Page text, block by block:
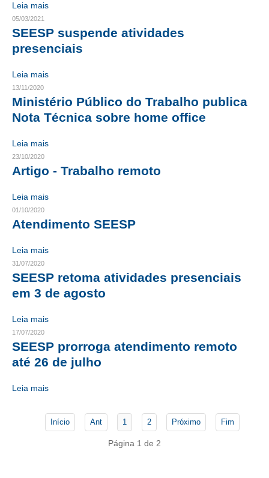
RES 1.002/2002 – CÓDIGO DE ÉTICA
HOMOLOGAÇÕES
FIQUE POR DENTRO
OPORTUNIDADES
APRESENTAÇÃO
EMPREGO E ESTÁGIO
AUTÔNOMOS E SERVIÇOS
GUIA DAS ENGENHARIAS
CONTATO
ENGENHEIRO EMPREENDEDOR
SEESP EDUCAÇÃO
PLATAFORMAS GRATUITAS
APOSENTADORIA
Leia mais
05/03/2021
SEESP suspende atividades
presenciais
Leia mais
13/11/2020
Ministério Público do Trabalho publica
Nota Técnica sobre home office
Leia mais
23/10/2020
Artigo - Trabalho remoto
Leia mais
01/10/2020
Atendimento SEESP
Leia mais
31/07/2020
SEESP retoma atividades presenciais
em 3 de agosto
Leia mais
17/07/2020
SEESP prorroga atendimento remoto
até 26 de julho
Leia mais
Início Ant 1 2 Próximo Fim
Página 1 de 2